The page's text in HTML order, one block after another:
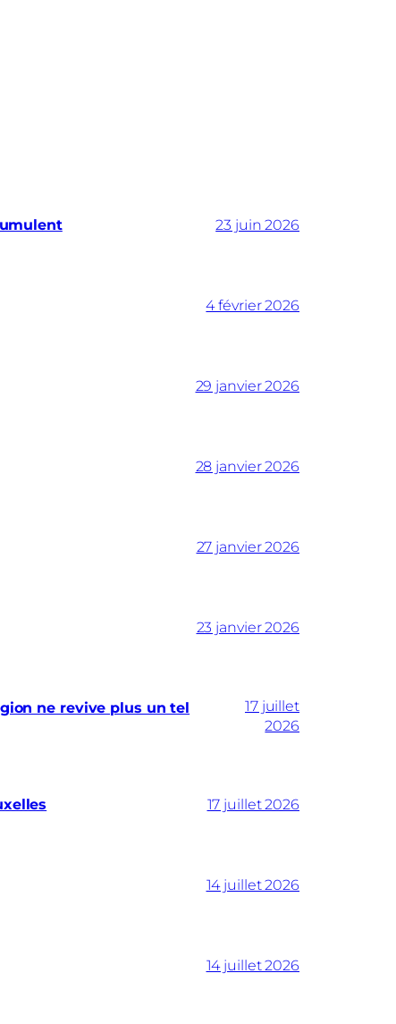
23 juin 2026
4 février 2026
29 janvier 2026
28 janvier 2026
27 janvier 2026
23 janvier 2026
ne revive plus un tel
17 juillet
2026
17 juillet 2026
14 juillet 2026
14 juillet 2026